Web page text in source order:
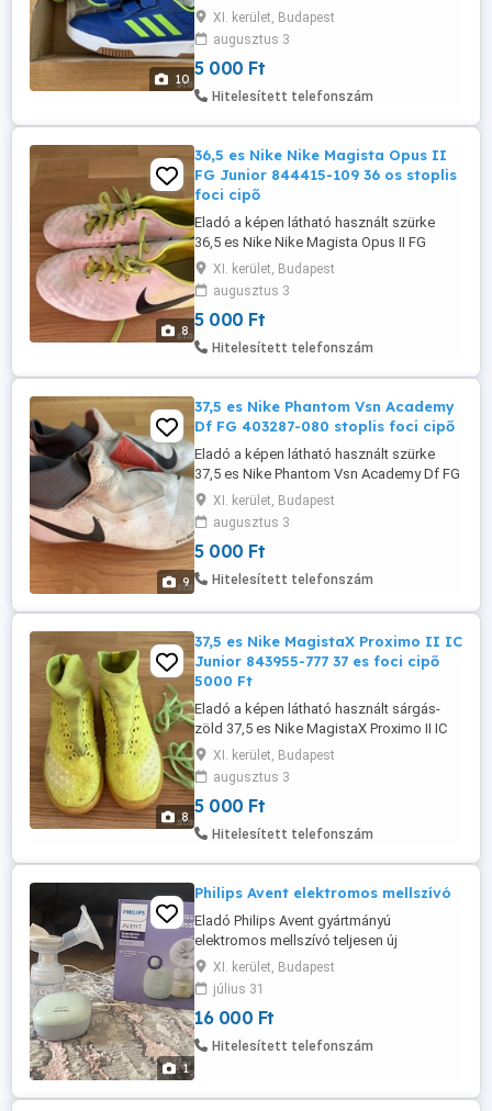
10
kék 34 es sport cipő Adidas. cikkszáma:
GW6444 . Az ára 5000 Ft. A cipő sarkára rá
van írva a gyermekünk neve és sajnos nem
sikerült semmivel lemosni róla. A
termékeim között megtalálható több
XI. kerület, Budapest
augusztus 3
5 000 Ft
Hitelesített telefonszám
8
36,5 es Nike Nike Magista Opus II
FG Junior 844415-109 36 os stoplis
foci cipő
Eladó a képen látható használt szürke
36,5 es Nike Nike Magista Opus II FG
Junior 844415-109 stoplis cipő. Az ára
5000 Ft. 36 os foci cipő, 36 os stoplis foci
cipő. A termékeim között megtalálható
több kinőtt foci cipő és utcai cipő. Foci
cipő, gyerek foci cipő, futball cipő.
XI. kerület, Budapest
augusztus 3
5 000 Ft
Hitelesített telefonszám
9
37,5 es Nike Phantom Vsn Academy
Df FG 403287-080 stoplis foci cipő
Eladó a képen látható használt szürke
37,5 es Nike Phantom Vsn Academy Df FG
403287-080 stoplis foci cipő. Az ára 5000
Ft. 37 es stoplis foci cipő. A termékeim
között megtalálható több kinőtt foci cipő
és utcai cipő. Foci cipő, gyerek foci cipő,
futball cipő. focicipő, gyerek foci cipő, 37
XI. kerület, Budapest
augusztus 3
5 000 Ft
Hitelesített telefonszám
8
37,5 es Nike MagistaX Proximo II IC
Junior 843955-777 37 es foci cipő
5000 Ft
Eladó a képen látható használt sárgás-
zöld 37,5 es Nike MagistaX Proximo II IC
Junior sima talpú foci cipő 843955-777.
Az ára 5000 Ft. A termékeim között
megtalálható több kinőtt foci cipő és
utcai cipő. Foci cipő, gyerek foci cipő,
futball cipő. focicipő, gyerek foci cipő, 37
XI. kerület, Budapest
augusztus 3
5 000 Ft
Hitelesített telefonszám
1
Philips Avent elektromos mellszívó
Eladó Philips Avent gyártmányú
elektromos mellszívó teljesen új
állapotban dobozzal, papírokkal együtt
XI. kerület, Budapest
július 31
16 000 Ft
Hitelesített telefonszám